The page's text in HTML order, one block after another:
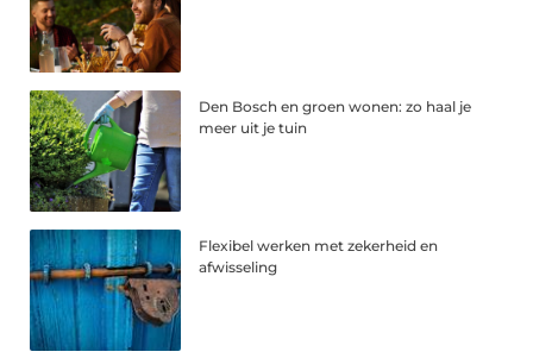
Den Bosch en groen wonen: zo haal je
meer uit je tuin
Flexibel werken met zekerheid en
afwisseling